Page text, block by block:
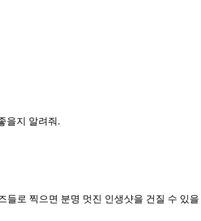
을지 알려줘.
로 찍으면 분명 멋진 인생샷을 건질 수 있